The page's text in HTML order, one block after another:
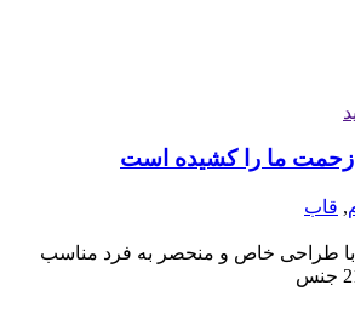
ما را کشیده است
, قاب
با طراحی خاص و منحصر به فرد مناسب